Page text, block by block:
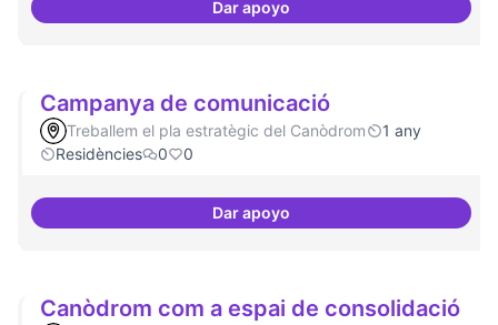
Dar apoyoBeques de recerca per
Campanya de comunicació
Treballem el pla estratègic del Canòdrom
1 any
Residències
0 0
Dar apoyoCampanya de comunicació
Canòdrom com a espai de consolidació